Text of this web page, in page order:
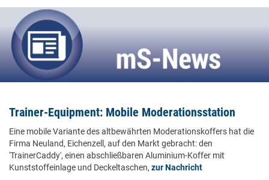
Trainer-Equipment: Mobile Moderationsstation
Eine mobile Variante des altbewährten Moderationskoffers hat die
Firma Neuland, Eichenzell, auf den Markt gebracht: den
'TrainerCaddy', einen abschließbaren Aluminium-Koffer mit
Kunststoffeinlage und Deckeltaschen, zur Nachricht